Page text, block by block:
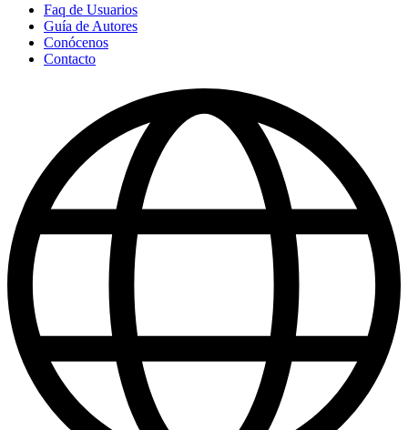
Faq de Usuarios
Guía de Autores
Conócenos
Contacto